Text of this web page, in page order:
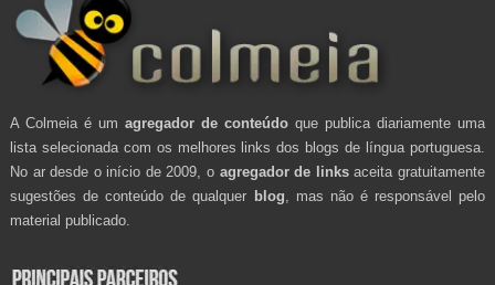
A Colmeia é um agregador de conteúdo que publica diariamente uma
lista selecionada com os melhores links dos blogs de língua portuguesa.
No ar desde o início de 2009, o agregador de linksaceita gratuitamente
sugestões de conteúdo de qualquer blog , mas não é responsável pelo
material publicado.